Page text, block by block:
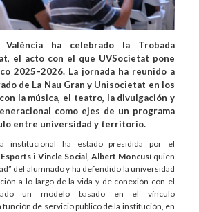
ha celebrado la Trobada
el acto con el que UVSocietat pone
2025–2026. La jornada ha reunido a
de La Nau Gran y Unisocietat en los
la música, el teatro, la divulgación y
como ejes de un programa
entre universidad y territorio.
institucional ha estado presidida por el
i Vincle Social, Albert Moncusíquien
del alumnado y ha defendido la universidad
a lo largo de la vida y de conexión con el
un modelo basado en el vínculo
de servicio público de la institución, en